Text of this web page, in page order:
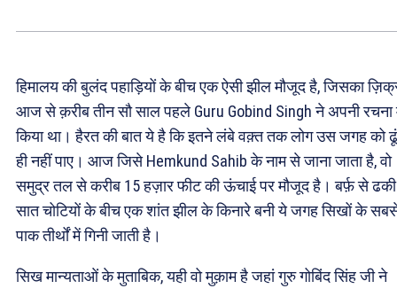
हिमालय की बुलंद पहाड़ियों के बीच एक ऐसी झील मौजूद है, जिसका
आज से क़रीब तीन सौ साल पहले Guru Gobind Singh ने अपनी रचना
किया था। हैरत की बात ये है कि इतने लंबे वक़्त तक लोग उस जगह को
ही नहीं पाए। आज जिसे Hemkund Sahib के नाम से जाना जाता है, वो
समुद्र तल से करीब 15 हज़ार फीट की ऊंचाई पर मौजूद है। बर्फ़ से ढकी
सात चोटियों के बीच एक शांत झील के किनारे बनी ये जगह सिखों के
पाक तीर्थों में गिनी जाती है।
सिख मान्यताओं के मुताबिक, यही वो मुक़ाम है जहां गुरु गोबिंद सिंह जी ने